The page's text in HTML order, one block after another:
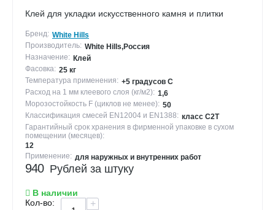
Клей для укладки искусственного камня и плитки
Бренд: White Hills
Производитель: White Hills,Россия
Назначение: Клей
Фасовка: 25 кг
Температура применения: +5 градусов С
Расход на 1 мм клеевого слоя (кг/м2): 1,6
Морозостойкость F (циклов не менее): 50
Классификация смесей EN12004 и EN1388: класс С2Т
Гарантийный срок хранения в фирменной упаковке в сухом
помещении (месяцев):
12
Применение: для наружных и внутренних работ
940 Рублей за штуку
В наличии
Кол-во:
+